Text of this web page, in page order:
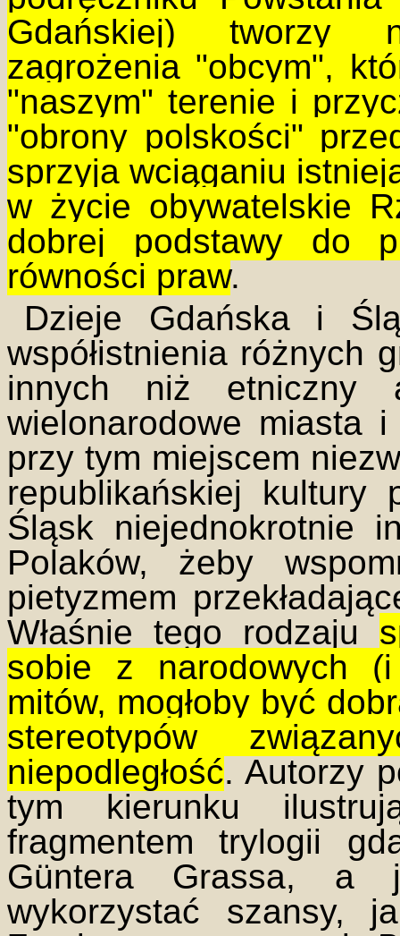
Gdańskiej) tworzy
zagrożenia "obcym",
"naszym" terenie i
"obrony polskości"
sprzyja wciąganiu
w życie obywatelskie
dobrej podstawy do
równości praw.
Dzieje Gdańska i
współistnienia różnych
innych niż etniczny
wielonarodowe miasta
przy tym miejscem
republikańskiej kultury
Śląsk niejednokrotnie
Polaków, żeby
pietyzmem
Właśnie tego rodzaju
sobie z narodowych
mitów, mogłoby być
stereotypów
niepodległość. Autorzy
tym kierunku
fragmentem trylogii
Güntera Grassa, a
wykorzystać szansy,